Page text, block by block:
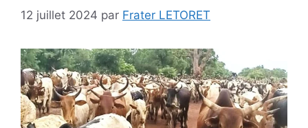
12 juillet 2024 par Frater LETORET